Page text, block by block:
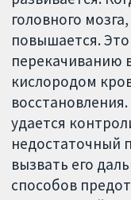
головного
повышается.
перекачиванию
кислородом
удается
недостаточный
вызвать его
способов